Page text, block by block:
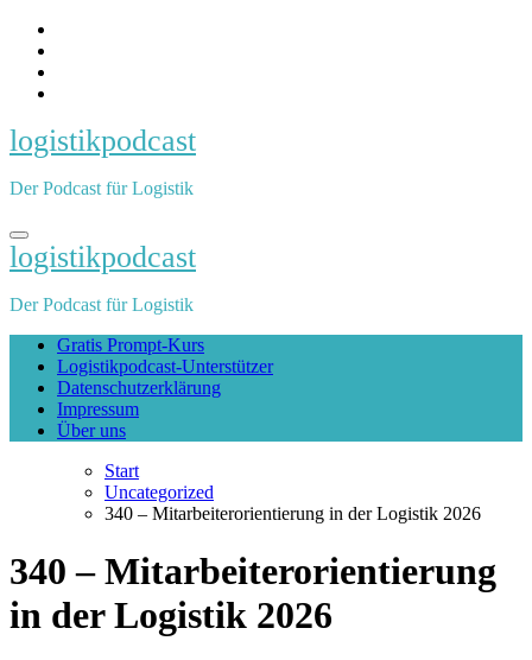
Zum
Inhalt
springen
logistikpodcast
Der Podcast für Logistik
logistikpodcast
Der Podcast für Logistik
Gratis Prompt-Kurs
Logistikpodcast-Unterstützer
Datenschutzerklärung
Impressum
Über uns
Start
Uncategorized
340 – Mitarbeiterorientierung in der Logistik 2026
340 – Mitarbeiterorientierung
in der Logistik 2026